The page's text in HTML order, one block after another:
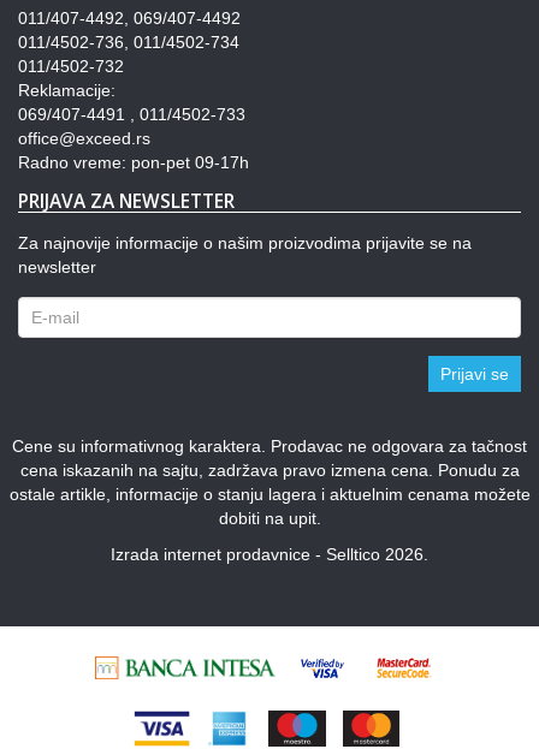
011/407-4492, 069/407-4492
011/4502-736, 011/4502-734
011/4502-732
Reklamacije:
069/407-4491 , 011/4502-733
office@exceed.rs
Radno vreme: pon-pet 09-17h
PRIJAVA ZA NEWSLETTER
Za najnovije informacije o našim proizvodima prijavite se na
newsletter
Prijavi se
Cene su informativnog karaktera. Prodavac ne odgovara za tačnost
cena iskazanih na sajtu, zadržava pravo izmena cena. Ponudu za
ostale artikle, informacije o stanju lagera i aktuelnim cenama možete
dobiti na upit.
Izrada internet prodavnice - Selltico 2026.